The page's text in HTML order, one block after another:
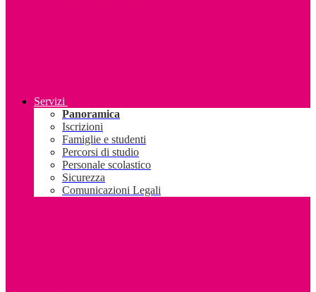
Servizi
Panoramica
Iscrizioni
Famiglie e studenti
Percorsi di studio
Personale scolastico
Sicurezza
Comunicazioni Legali